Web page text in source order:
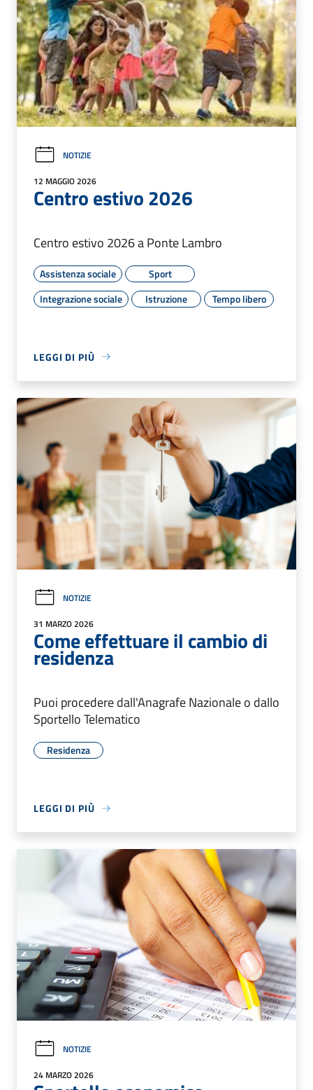
NOTIZIE
12 MAGGIO 2026
Centro estivo 2026
Centro estivo 2026 a Ponte Lambro
Assistenza sociale
Sport
Integrazione sociale
Istruzione Tempo libero
LEGGI DI PIÙ
NOTIZIE
31 MARZO 2026
Come effettuare il cambio di
residenza
Puoi procedere dall'Anagrafe Nazionale o dallo
Sportello Telematico
Residenza
LEGGI DI PIÙ
NOTIZIE
24 MARZO 2026